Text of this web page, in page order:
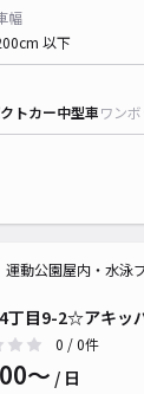
幅
以下
トカー中型車ワン
丁目9-2☆アキッ
動公園屋内・水泳
0 / 0件
〜 / 日